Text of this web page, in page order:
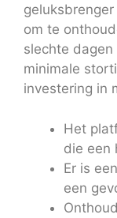
om te
slechte
minimale
investering in
Het
die een
Er is
een